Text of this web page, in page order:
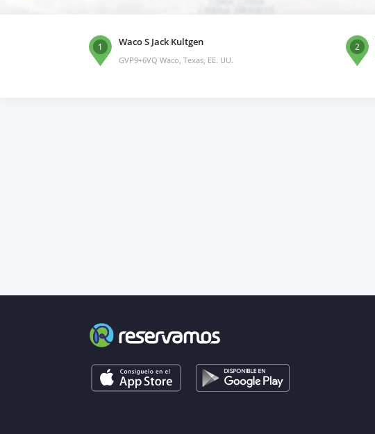
1 Waco S Jack Kultgen
GVP9+6VQ Waco, Texas, EE. UU.
2